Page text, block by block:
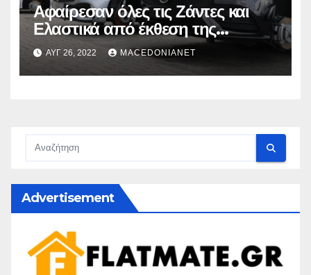
Αφαίρεσαν όλες τις Ζάντες και
Ελαστικά από έκθεση της
Mercedes
ΑΥΓ 26, 2022 MACEDONIANET
Advertisement